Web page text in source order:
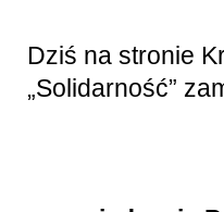
Dziś na stronie
„Solidarność”